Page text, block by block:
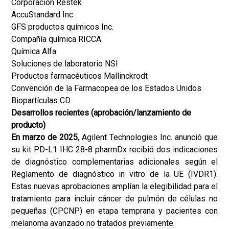
Corporación Restek
AccuStandard Inc.
GFS productos químicos Inc.
Compañía química RICCA
Química Alfa
Soluciones de laboratorio NSI
Productos farmacéuticos Mallinckrodt
Convención de la Farmacopea de los Estados Unidos
Biopartículas CD
Desarrollos recientes (aprobación/lanzamiento de
producto)
En marzo de 2025, Agilent Technologies Inc. anunció que
su kit PD-L1 IHC 28-8 pharmDx recibió dos indicaciones
de diagnóstico complementarias adicionales según el
Reglamento de diagnóstico in vitro de la UE (IVDR1).
Estas nuevas aprobaciones amplían la elegibilidad para el
tratamiento para incluir cáncer de pulmón de células no
pequeñas (CPCNP) en etapa temprana y pacientes con
melanoma avanzado no tratados previamente.